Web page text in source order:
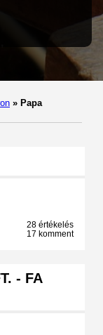
» Papa
28 értékelés
17 komment
- FA